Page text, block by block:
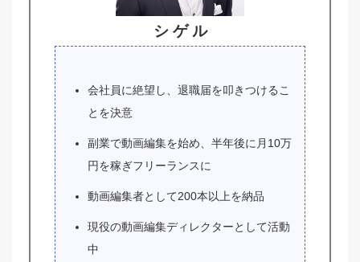
シ ゲ ル
会社員に絶望し、退職届を叩きつけるこ
とを決意
副業で動画編集を始め、半年後に月10万
円を稼ぎフリーランスに
動画編集者として200本以上を納品
現役の動画編集ディレクターとして活動
中